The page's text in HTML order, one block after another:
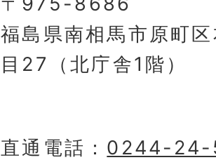
福島県南相馬市原町
目27（北庁舎1階）
直通電話： 0244-